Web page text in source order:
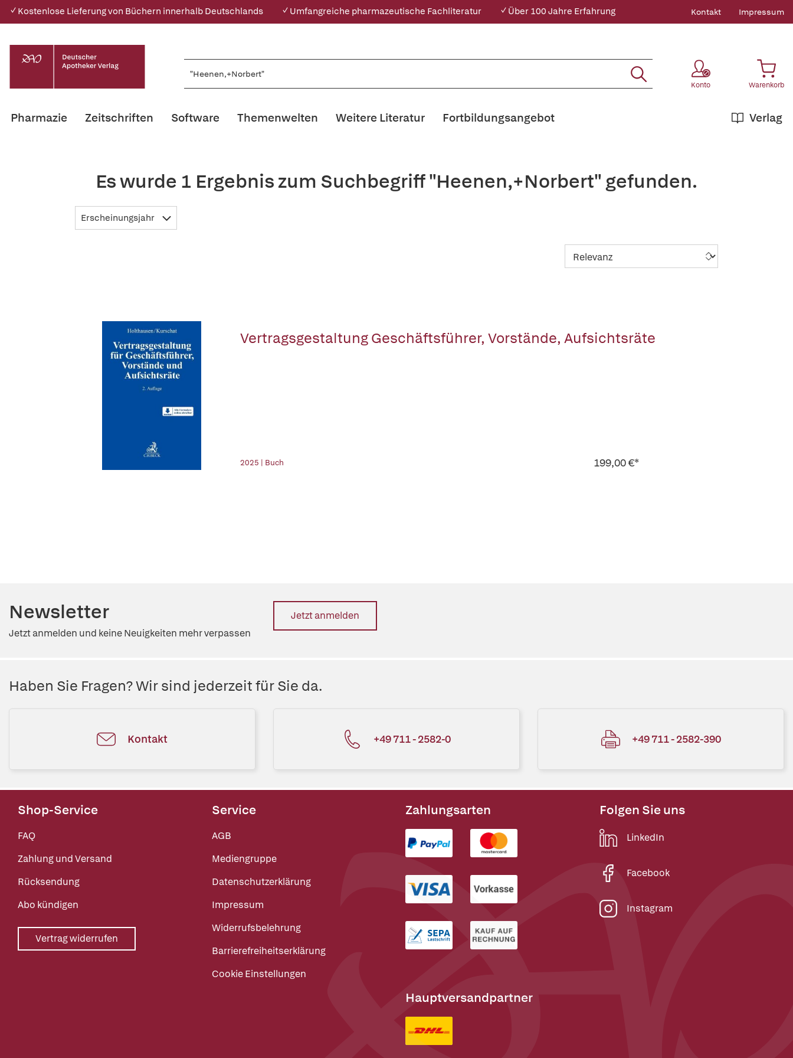
✓ Kostenlose Lieferung von Büchern innerhalb Deutschlands ✓ Umfangreiche pharmazeutische Fachliteratur ✓ Über 100 Jahre Erfahrung Kontakt Impressum
Konto Warenkorb
Pharmazie Zeitschriften Software Themenwelten Weitere Literatur Verlag
Fortbildungsangebot
Es wurde 1 Ergebnis zum Suchbegriff "Heenen,+Norbert" gefunden.
Erscheinungsjahr
Vertragsgestaltung Geschäftsführer, Vorstände, Aufsichtsräte
2025 | Buch 199,00 €*
Newsletter
Jetzt anmelden und keine Neuigkeiten mehr verpassen
Jetzt anmelden
Haben Sie Fragen? Wir sind jederzeit für Sie da.
Kontakt +49 711 - 2582-0 +49 711 - 2582-390
Shop-Service
FAQ
Zahlung und Versand
Rücksendung
Abo kündigen
Vertrag widerrufen
Service
AGB
Mediengruppe
Datenschutzerklärung
Impressum
Widerrufsbelehrung
Barrierefreiheitserklärung
Cookie Einstellungen
Zahlungsarten
Hauptversandpartner
Folgen Sie uns
LinkedIn
Facebook
Instagram